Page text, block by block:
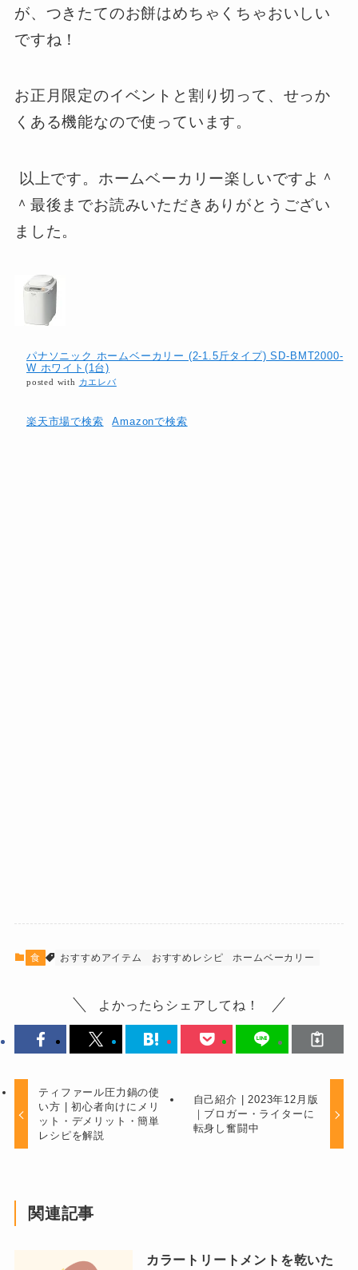
が、つきたてのお餅はめちゃくちゃおいしい
ですね！
お正月限定のイベントと割り切って、せっか
くある機能なので使っています。
以上です。ホームベーカリー楽しいですよ＾
＾最後までお読みいただきありがとうござい
ました。
パナソニック ホームベーカリー (2-1.5斤タイプ) SD-BMT2000-
W ホワイト(1台)
posted with カエレバ
楽天市場で検索 Amazonで検索
食 おすすめアイテム おすすめレシピ ホームベーカリー
よかったらシェアしてね！
ティファール圧力鍋の使
い方 | 初心者向けにメリ
ット・デメリット・簡単
レシピを解説
自己紹介 | 2023年12月版
｜ブロガー・ライターに
転身し奮闘中
関連記事
カラートリートメントを乾いた